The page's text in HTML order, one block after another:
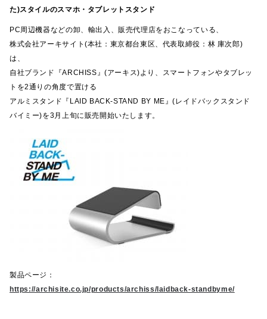
た)スタイルのスマホ・タブレットスタンド
PC周辺機器などの卸、輸出入、販売代理店をおこなっている、
株式会社アーキサイト(本社：東京都台東区、代表取締役：林 庫次郎)
は、
自社ブランド『ARCHISS』(アーキス)より、スマートフォンやタブレッ
トを2通りの角度で置ける
アルミスタンド『LAID BACK-STAND BY ME』(レイドバックスタンド
バイミー)を3月上旬に販売開始いたします。
製品ページ：
https://archisite.co.jp/products/archiss/laidback-standbyme/